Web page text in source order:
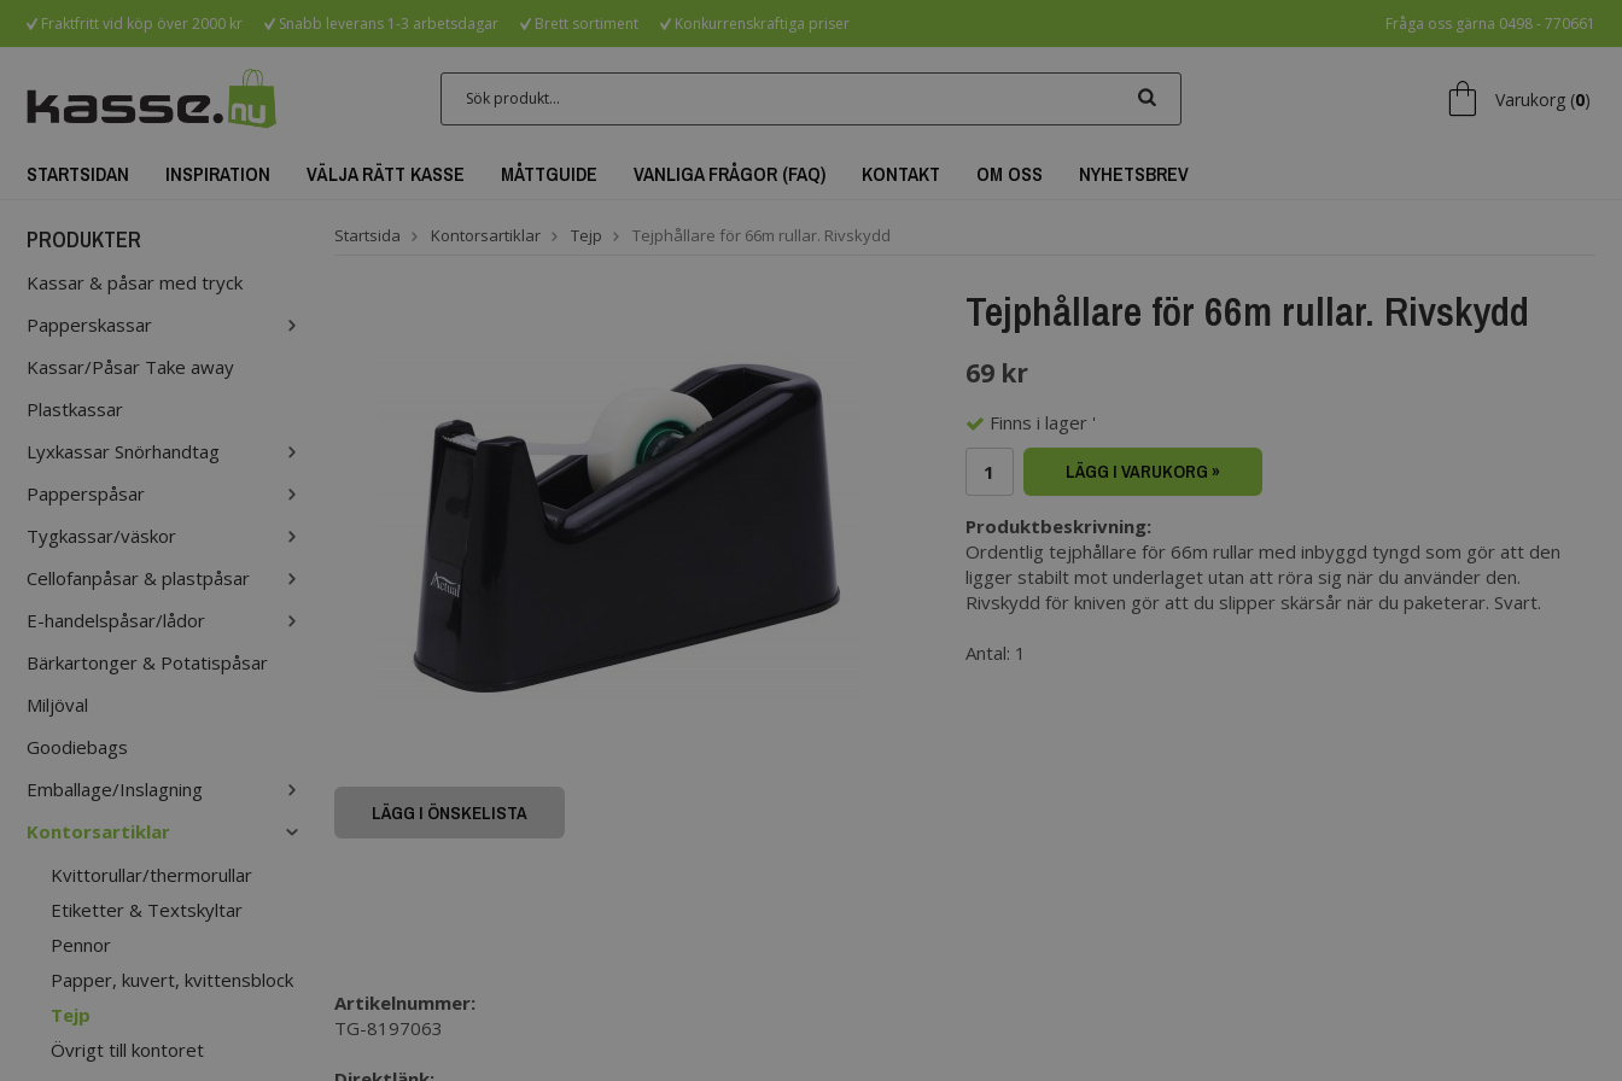
Fraktfritt vid köp över 2000 kr Snabb leverans 1-3 arbetsdagar Brett sortiment Konkurrenskraftiga priser Fråga oss gärna 0498 - 770661
shopping_bag Varukorg (0)
STARTSIDAN INSPIRATION VÄLJA RÄTT KASSE MÅTTGUIDE VANLIGA FRÅGOR (FAQ) KONTAKT OM OSS NYHETSBREV
PRODUKTER
Kassar & påsar med tryck
Papperskassar
Kassar/Påsar Take away
Plastkassar
Lyxkassar Snörhandtag
Papperspåsar
Tygkassar/väskor
Cellofanpåsar & plastpåsar
E-handelspåsar/lådor
Bärkartonger & Potatispåsar
Miljöval
Goodiebags
Emballage/Inslagning
Kontorsartiklar
Kvittorullar/thermorullar
Etiketter & Textskyltar
Pennor
Papper, kuvert, kvittensblock
Tejp
Övrigt till kontoret
Startsida Kontorsartiklar Tejp Tejphållare för 66m rullar. Rivskydd
Tejphållare för 66m rullar. Rivskydd
69 kr
Finns i lager '
LÄGG I VARUKORG »
Produktbeskrivning:
Ordentlig tejphållare för 66m rullar med inbyggd tyngd som gör att den
ligger stabilt mot underlaget utan att röra sig när du använder den.
Rivskydd för kniven gör att du slipper skärsår när du paketerar. Svart.
Antal: 1
LÄGG I ÖNSKELISTA
Artikelnummer:
TG-8197063